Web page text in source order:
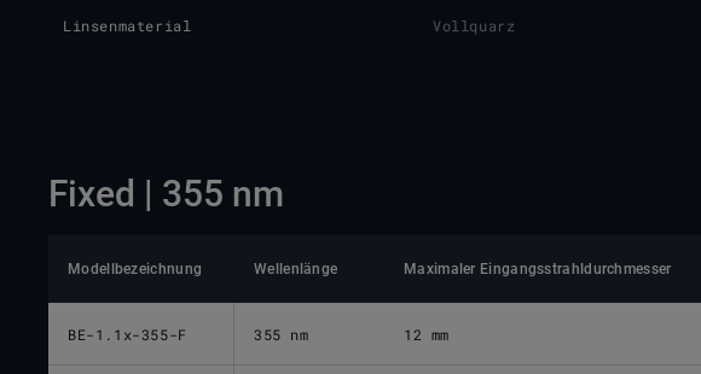
Linsenmaterial Vollquarz
Fixed | 355 nm
Modellbezeichnung Wellenlänge Maximaler Eingangsstrahldurchmesser
BE-1.1x-355-F 355 nm 12 mm